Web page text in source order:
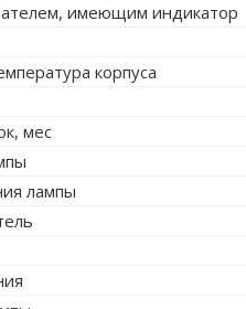
имеющим индикатор
корпуса
мес
лампы